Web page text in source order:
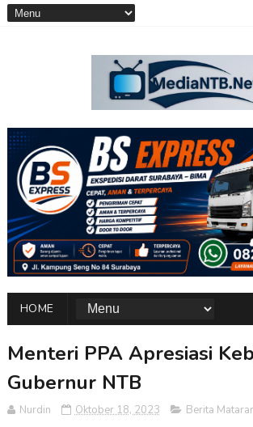
HOME
Menteri PPA Apresiasi
Gubernur NTB
Nurdin Oktober 18, 2023 Berita